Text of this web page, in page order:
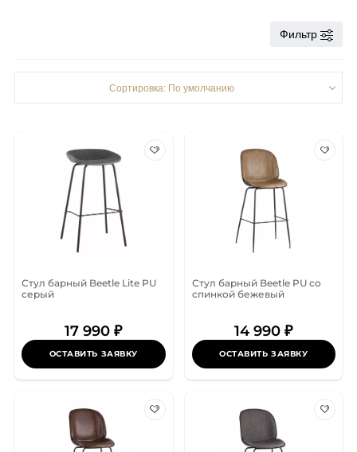
Фильтр
Сортировка: По умолчанию
Стул барный Beetle Lite PU
серый
17 990 ₽
ОСТАВИТЬ ЗАЯВКУ
Стул барный Beetle PU со
спинкой бежевый
14 990 ₽
ОСТАВИТЬ ЗАЯВКУ